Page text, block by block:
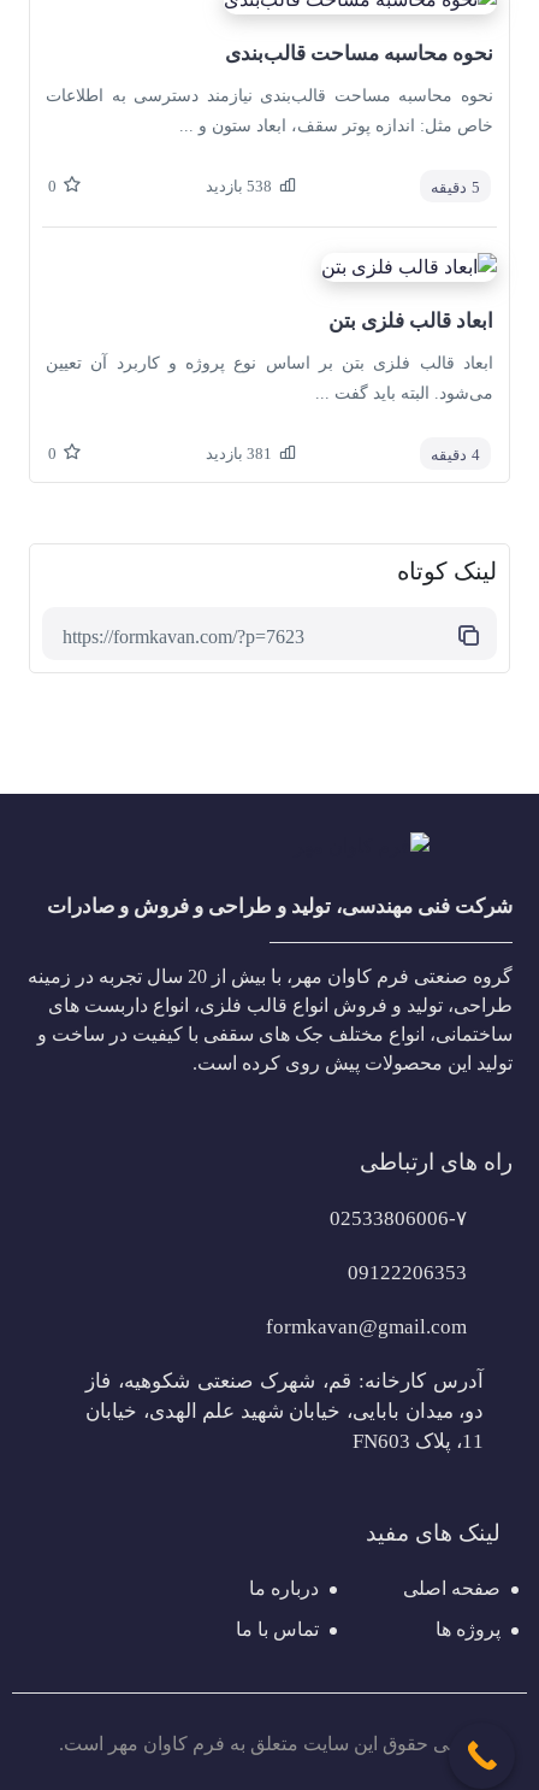
نحوه محاسبه مساحت قالب‌بندی
نحوه محاسبه مساحت قالب‌بندی نیازمند دسترسی به اطلاعات
خاص مثل: اندازه پوتر سقف، ابعاد ستون و ...
5 دقیقه 538 بازدید 0
ابعاد قالب فلزی بتن
ابعاد قالب فلزی بتن بر اساس نوع پروژه و کاربرد آن تعیین
می‌شود. البته باید گفت ...
4 دقیقه 381 بازدید 0
لینک کوتاه
شرکت فنی مهندسی، تولید و طراحی و فروش و صادرات
گروه صنعتی فرم کاوان مهر، با بیش از 20 سال تجربه در زمینه
طراحی، تولید و فروش انواع قالب فلزی، انواع داربست های
ساختمانی، انواع مختلف جک های سقفی با کیفیت در ساخت و
تولید این محصولات پیش روی کرده است.
راه های ارتباطی
02533806006-۷
09122206353
formkavan@gmail.com
آدرس کارخانه: قم، شهرک صنعتی شکوهیه، فاز
دو، میدان بابایی، خیابان شهید علم الهدی، خیابان
11، پلاک FN603
لینک های مفید
صفحه اصلی
پروژه ها
درباره ما
تماس با ما
تمامی حقوق این سایت متعلق به فرم کاوان مهر است.